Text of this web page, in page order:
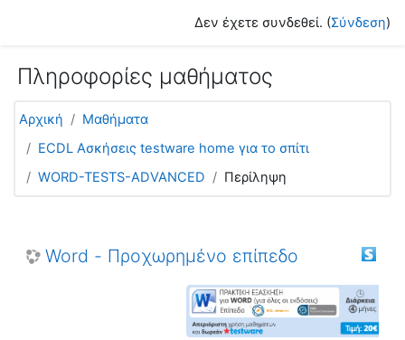
Δεν έχετε συνδεθεί. (Σύνδεση)
Πληροφορίες μαθήματος
Αρχική
Μαθήματα
ECDL Ασκήσεις testware home για το σπίτι
WORD-TESTS-ADVANCED
Περίληψη
Word - Προχωρημένο επίπεδο